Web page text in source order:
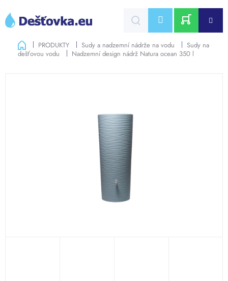
obsah
CZK
NÁKUPNÍ
KOŠÍK
DomůPRODUKTY Sudy a nadzemní nádrže na vodu
Sudy na
dešťovou vodu
Nadzemní design nádrž Natura ocean 350 l